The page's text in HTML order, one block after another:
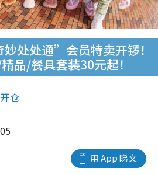
处处通”会员特卖开锣！
品/餐具套装30元起！
开仓
用 App 睇文